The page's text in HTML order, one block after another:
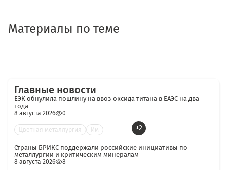
Материалы по теме
Главные новости
ЕЭК обнулила пошлину на ввоз оксида титана в ЕАЭС на два
года
8 августа 2026 0
Цветная металлургия Им +2
Страны БРИКС поддержали российские инициативы по
металлургии и критическим минералам
8 августа 2026 8